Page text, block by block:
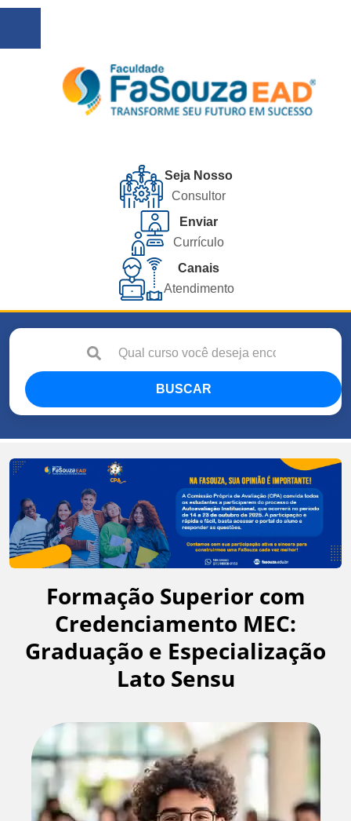
Seja Nosso
Consultor
Enviar
Currículo
Canais
Atendimento
BUSCAR
Formação Superior com
Credenciamento MEC:
Graduação e Especialização
Lato Sensu